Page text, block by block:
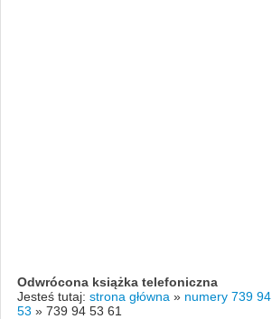
Odwrócona książka telefoniczna
Jesteś tutaj: strona główna » numery 739 94
53 » 739 94 53 61